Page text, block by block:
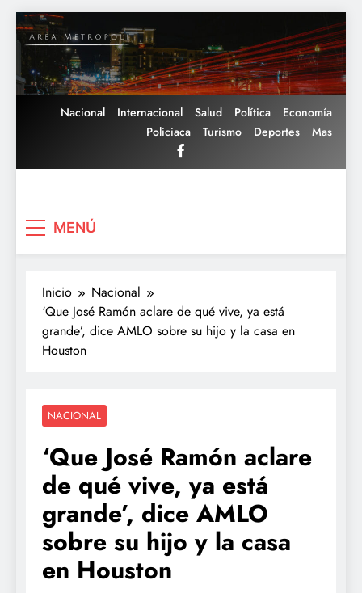
Saltar
al
contenido
Nacional Internacional Salud Política
Economía
Policiaca
Turismo Deportes Mas
MENÚ
Inicio
Nacional
‘Que José Ramón aclare de qué vive, ya está
grande’, dice AMLO sobre su hijo y la casa en
Houston
NACIONAL
‘Que José Ramón aclare
de qué vive, ya está
grande’, dice AMLO
sobre su hijo y la casa
en Houston